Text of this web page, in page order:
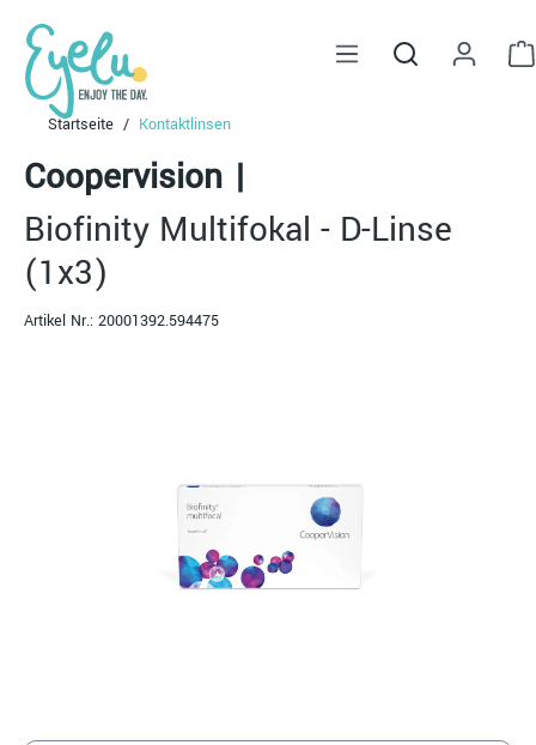
springen
Startseite Kontaktlinsen
Coopervision |
Biofinity Multifokal - D-Linse
(1x3)
Artikel Nr.: 20001392.594475